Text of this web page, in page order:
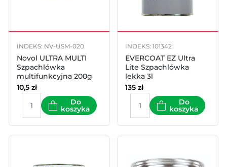
INDEKS: NV-USM-020
Novol ULTRA MULTI
Szpachlówka
multifunkcyjna 200g
10,5 zł
Do
koszyka
INDEKS: 101342
EVERCOAT EZ Ultra
Lite Szpachlówka
lekka 3l
135 zł
Do
koszyka